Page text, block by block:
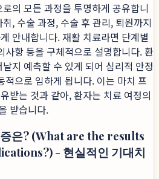
의 모든 과정을 투명하게 공유합니
, 수술 과정, 수술 후 관리, 퇴원까지
안내합니다. 재활 치료라면 단계별
사항 등을 구체적으로 설명합니다. 환
지 예측할 수 있게 되어 심리적 안정
적으로 임하게 됩니다. 이는 마치 프
받는 것과 같아, 환자는 치료 여정의
받습니다.
은? (What are the results
- 현실적인 기대치